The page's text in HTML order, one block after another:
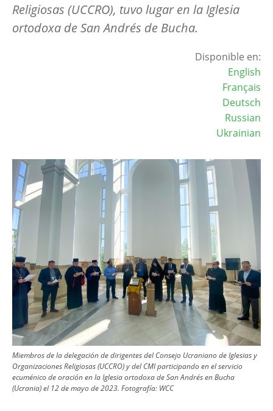
Religiosas (UCCRO), tuvo lugar en la Iglesia
ortodoxa de San Andrés de Bucha.
Disponible en:
English
Français
Deutsch
Russian
Ukrainian
Image
Miembros de la delegación de dirigentes del Consejo Ucraniano de Iglesias y
Organizaciones Religiosas (UCCRO) y del CMI participando en el servicio
ecuménico de oración en la Iglesia ortodoxa de San Andrés en Bucha
(Ucrania) el 12 de mayo de 2023. Fotografía: WCC